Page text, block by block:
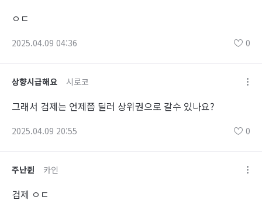
ㅇㄷ
2025.04.09 04:36 0
상향시급해요 시로코
그래서 검제는 언제쯤 딜러 상위권으로 갈수 있나요?
2025.04.09 20:55 0
주난쥔 카인
검제 ㅇㄷ